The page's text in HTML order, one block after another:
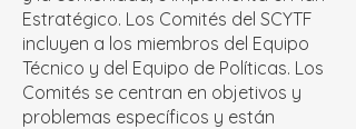
Estratégico. Los Comités del SCYTF
incluyen a los miembros del Equipo
Técnico y del Equipo de Políticas. Los
Comités se centran en objetivos y
problemas específicos y están